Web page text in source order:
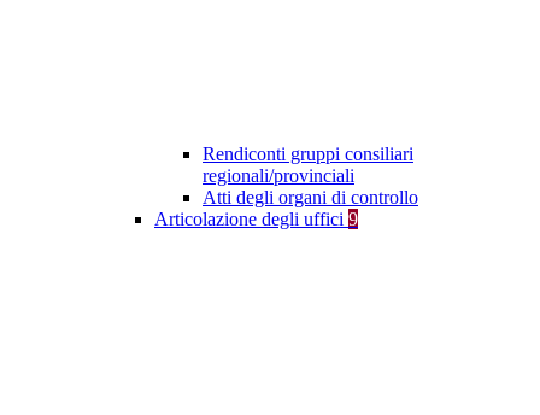
Rendiconti gruppi consiliari
regionali/provinciali
Atti degli organi di controllo
Articolazione degli uffici 9